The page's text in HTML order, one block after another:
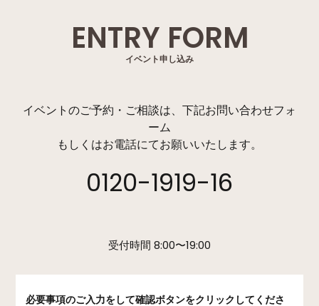
ENTRY FORM
イベント申し込み
イベントのご予約・ご相談は、下記お問い合わせフォ
ーム
もしくはお電話にてお願いいたします。
0120-1919-16
受付時間 8:00〜19:00
必要事項のご入力をして確認ボタンをクリックしてくださ